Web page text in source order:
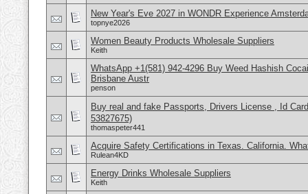
New Year's Eve 2027 in WONDR Experience
topnye2026
Women Beauty Products Wholesale Suppliers
Keith
WhatsApp +1(581) 942-4296 Buy Weed Hashish
Brisbane Austr
penson
Buy real and fake Passports, Drivers License , Id
53827675)
thomaspeter441
Acquire Safety Certifications in Texas. California.
Rulean4KD
Energy Drinks Wholesale Suppliers
Keith